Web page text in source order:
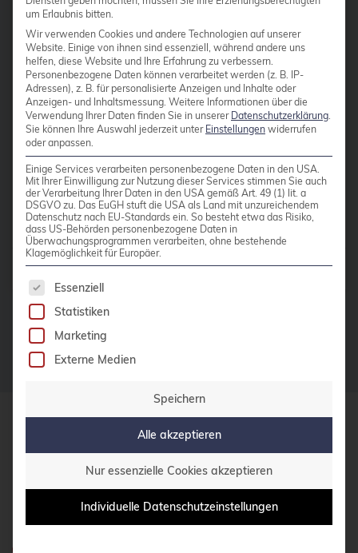
bhyve
bitnami
BSD
BSP
Bug Squashing Party
Buildah
bullseye
busan
buster
cadence
Call for papers
Cassandra
CentOS
certmonger
CI/CD-Integration
Teilnehmer. Das Programm [1]
umfasste dieses Jahr 7 Talks, welche
mögliche Probleme, Optimierungen
und das Behandeln von komplizierten
Queries behandelten. Die Qualität der
Vorträge war […]
Weiterlesen
Beiträge vonJoop Boonen
credativ GmbH
Hennes-Weisweiler-Allee 23
Meet us
um Erlaubnis bitten.
Wir verwenden Cookies und andere Technologien auf unserer
Website. Einige von ihnen sind essenziell, während andere uns
helfen, diese Website und Ihre Erfahrung zu verbessern.
Personenbezogene Daten können verarbeitet werden (z. B. IP-
Adressen), z. B. für personalisierte Anzeigen und Inhalte oder
Anzeigen- und Inhaltsmessung. Weitere Informationen über die
Verwendung Ihrer Daten finden Sie in unserer Datenschutzerklärung.
Sie können Ihre Auswahl jederzeit unter Einstellungen widerrufen
oder anpassen.
Einige Services verarbeiten personenbezogene Daten in den USA.
Mit Ihrer Einwilligung zur Nutzung dieser Services stimmen Sie auch
der Verarbeitung Ihrer Daten in den USA gemäß Art. 49 (1) lit. a
DSGVO zu. Das EuGH stuft die USA als Land mit unzureichendem
Datenschutz nach EU-Standards ein. So besteht etwa das Risiko,
dass US-Behörden personenbezogene Daten in
Überwachungsprogrammen verarbeiten, ohne bestehende
Klagemöglichkeit für Europäer.
Es folgt eine Liste der Service-Gruppen, für die
Essenziell
Statistiken
Marketing
Externe Medien
Speichern
Alle akzeptieren
Nur essenzielle Cookies akzeptieren
Individuelle Datenschutzeinstellungen